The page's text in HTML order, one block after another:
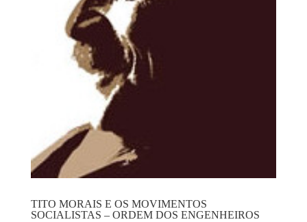
TITO MORAIS E OS MOVIMENTOS
SOCIALISTAS – ORDEM DOS ENGENHEIROS